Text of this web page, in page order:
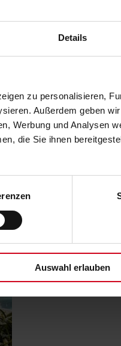
Details
zu personalisieren,
Außerdem geben
Werbung und Analysen
die Sie ihnen
Auswahl erlauben
Terrea
oder Balkon.